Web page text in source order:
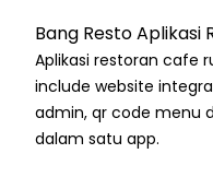
Bang Resto Aplikasi
Aplikasi restoran cafe
include website
admin, qr code menu
dalam satu app.